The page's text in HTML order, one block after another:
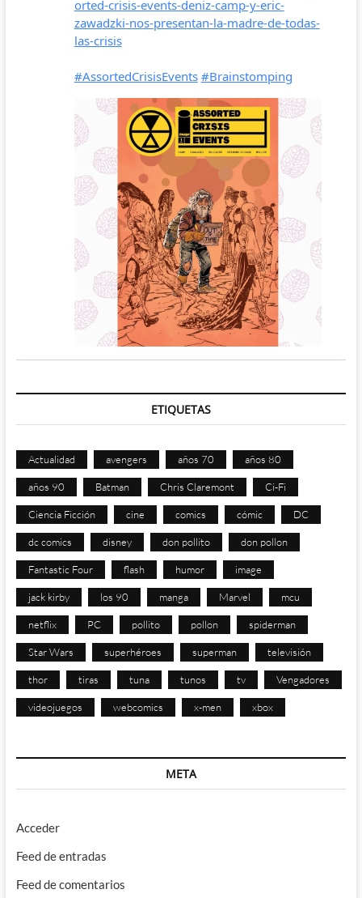
ETIQUETAS
Actualidad avengers años 70 años 80
años 90 Batman Chris Claremont Ci-Fi
Ciencia Ficción cine comics cómic DC
dc comics disney don pollito don pollon
Fantastic Four flash humor image
jack kirby los 90 manga Marvel mcu
netflix PC pollito pollon spiderman
Star Wars superhéroes superman televisión
thor tiras tuna tunos tv Vengadores
videojuegos webcomics x-men xbox
META
Acceder
Feed de entradas
Feed de comentarios